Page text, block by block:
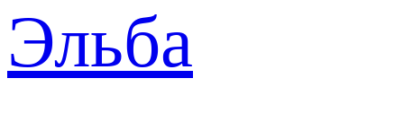
Эльба